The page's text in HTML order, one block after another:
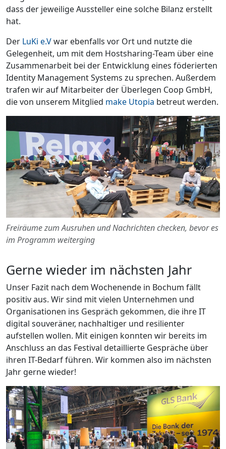
dass der jeweilige Aussteller eine solche Bilanz erstellt
hat.
Der LuKi e.Vwar ebenfalls vor Ort und nutzte die
Gelegenheit, um mit dem Hostsharing-Team über eine
Zusammenarbeit bei der Entwicklung eines föderierten
Identity Management Systems zu sprechen. Außerdem
trafen wir auf Mitarbeiter der Überlegen Coop GmbH,
die von unserem Mitglied make Utopia betreut werden.
Freiräume zum Ausruhen und Nachrichten checken, bevor es
im Programm weiterging
Gerne wieder im nächsten Jahr
Unser Fazit nach dem Wochenende in Bochum fällt
positiv aus. Wir sind mit vielen Unternehmen und
Organisationen ins Gespräch gekommen, die ihre IT
digital souveräner, nachhaltiger und resilienter
aufstellen wollen. Mit einigen konnten wir bereits im
Anschluss an das Festival detaillierte Gespräche über
ihren IT-Bedarf führen. Wir kommen also im nächsten
Jahr gerne wieder!